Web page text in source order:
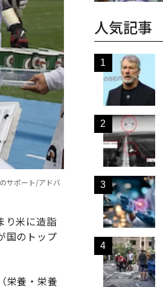
サポート/アドバ
り米に造詣
国のトップ
栄養・栄養
人気記事